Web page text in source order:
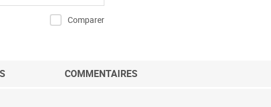
Comparer
COMMENTAIRES